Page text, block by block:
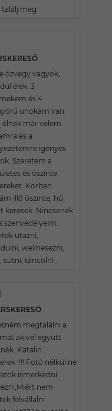
találj meg
özvegy vagyok,
élek. 3
és 4
unokàm van.
élnek màr velem.
és a
igényes
Szeretem a
és őszinte
Korban
illő őszinte, hű
keresek. Nincsenek
szenvedélyeim.
utazni,
wellnesezni,
sütni, tàncolni .
megtalálni a
akivel együtt
Katalin...
!!!! Fotó nélkül ne
ismerkedni
nem
felvállalni